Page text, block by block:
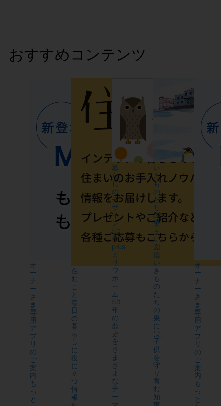
おすすめコンテンツ
オ
ー
ナ
ー
さ
ま
専
用
ア
プ
リ
の
ご
案
内
も
っ
と
住
む
こ
と
毎
日
の
暮
ら
し
に
役
に
立
つ
情
報
暮
ら
し
の
デ
ザ
イ
ン
50
年
plus
ミ
サ
ワ
ホ
ー
ム
50
年
の
歴
史
を
さ
ま
ざ
ま
な
テ
ー
マ
い
き
も
の
た
ち
の
巣
ま
い
図
鑑
い
き
も
の
た
ち
の
巣
に
は、
子
供
を
守
り
育
む
知
恵
オ
ー
ナ
ー
さ
ま
専
用
ア
プ
リ
の
ご
案
内
も
っ
と